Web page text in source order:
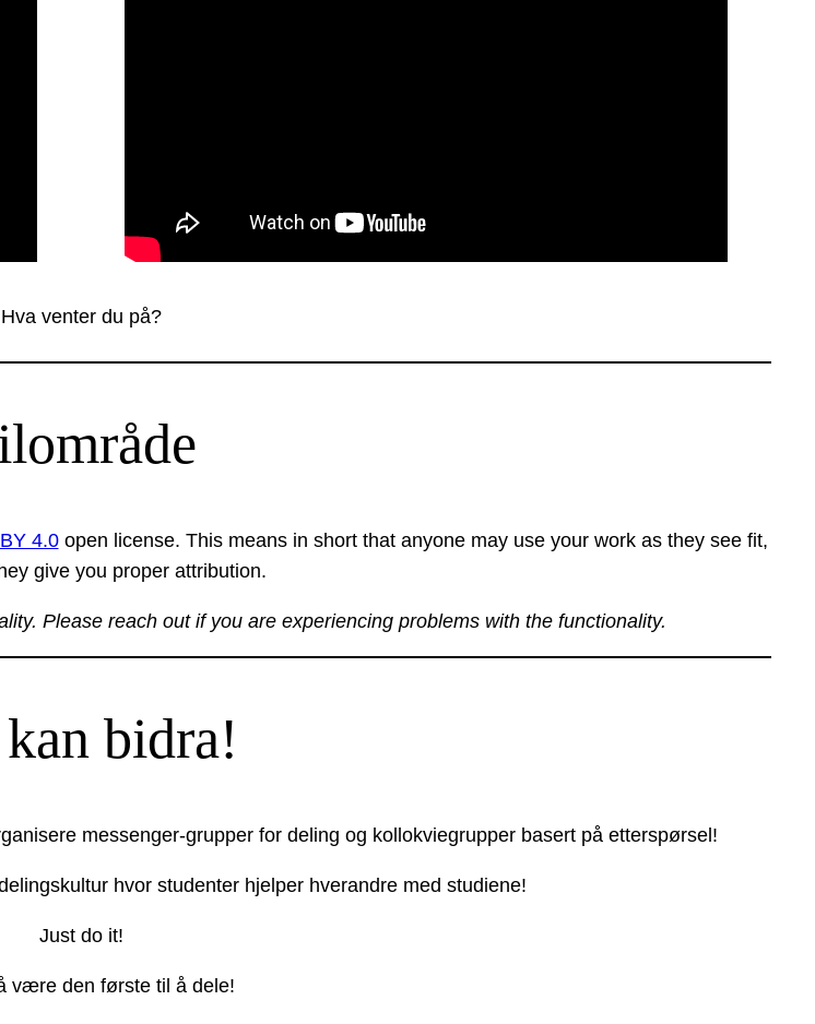
Hva venter du på?
4.0open license. This means in short that anyone may use your work as they see fit,
give you proper attribution.
Please reach out if you are experiencing problems with the functionality.
bidra!
messenger-grupper for deling og kollokviegrupper basert på etterspørsel!
hvor studenter hjelper hverandre med studiene!
Just do it!
være den første til å dele!